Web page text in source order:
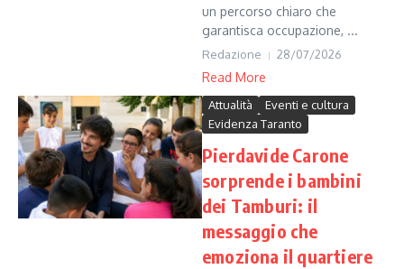
un percorso chiaro che
garantisca occupazione, ...
Redazione 28/07/2026
Read More
Attualità
Eventi e cultura
Evidenza Taranto
Pierdavide Carone
sorprende i bambini
dei Tamburi: il
messaggio che
emoziona il quartiere